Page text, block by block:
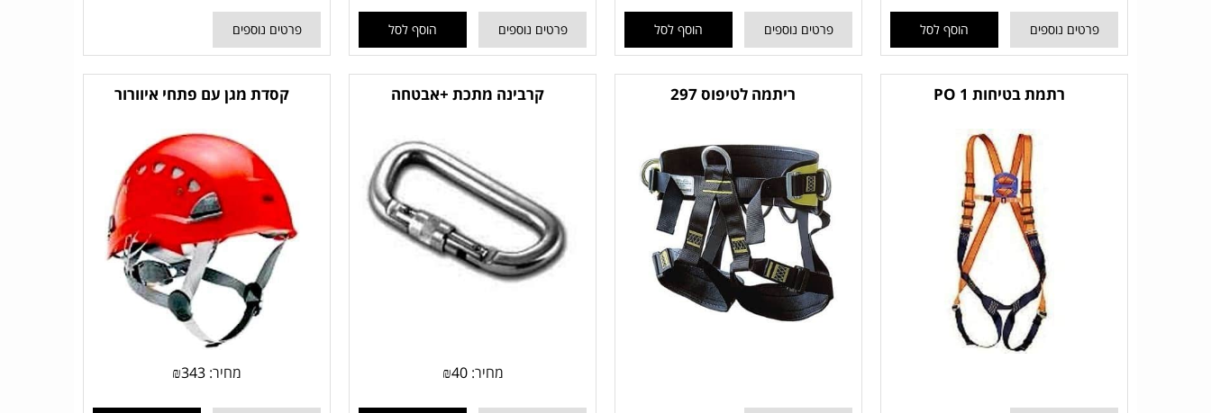
פרטים נוספים הוסף לסל פרטים נוספים הוסף לסל פרטים נוספים הוסף לסל פרטים נוספים
רתמת בטיחות 1 PO ריתמה לטיפוס 297 קרבינה מתכת +אבטחה
מחיר: ₪40
קסדת מגן עם פתחי איוורור
מחיר: ₪343